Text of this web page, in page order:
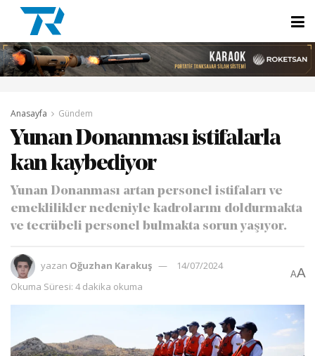
Anasayfa Gündem
Yunan Donanması istifalarla
kan kaybediyor
Yunan Donanması artan personel istifaları ve
emeklilikler nedeniyle kadrolarını doldurmakta
ve tecrübeli personel bulmakta sorun yaşıyor.
yazan Oğuzhan Karakuş
14/07/2024
Okuma Süresi: 4 dakika okuma
AA